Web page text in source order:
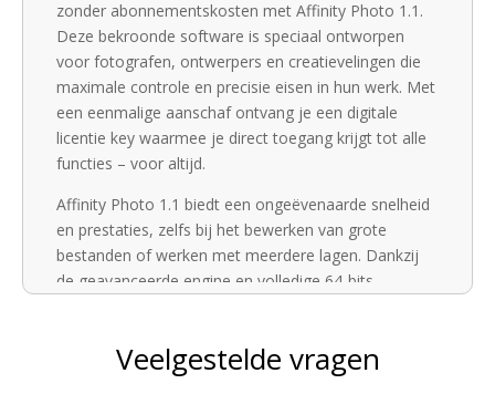
zonder abonnementskosten met Affinity Photo 1.1.
Deze bekroonde software is speciaal ontworpen
voor fotografen, ontwerpers en creatievelingen die
maximale controle en precisie eisen in hun werk. Met
een eenmalige aanschaf ontvang je een digitale
licentie key waarmee je direct toegang krijgt tot alle
functies – voor altijd.
Affinity Photo 1.1 biedt een ongeëvenaarde snelheid
en prestaties, zelfs bij het bewerken van grote
bestanden of werken met meerdere lagen. Dankzij
de geavanceerde engine en volledige 64-bits
combinatie, panorama-stitching, focus stacking en
batchverwerking – allemaal binnen één intuïtieve
Veelgestelde vragen